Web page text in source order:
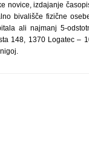
novice, izdajanje
bivališče fizične
ali najmanj 5-
148, 1370 Logatec –